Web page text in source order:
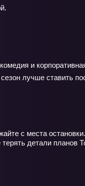
и
лучше ставить
с места
детали планов